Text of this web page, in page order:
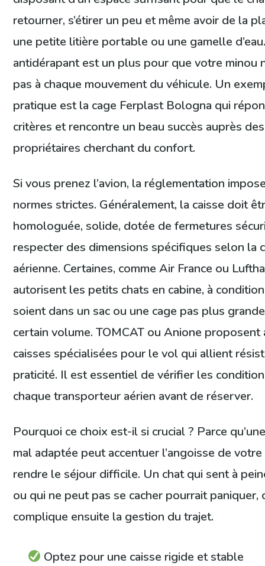
retourner, s’étirer un peu et même avoir de la
une petite litière portable ou une gamelle
antidérapant est un plus pour que votre minou
pas à chaque mouvement du véhicule. Un
pratique est la cage Ferplast Bologna qui
critères et rencontre un beau succès auprès des
propriétaires cherchant du confort.
Si vous prenez l’avion, la réglementation
normes strictes. Généralement, la caisse doit
homologuée, solide, dotée de fermetures
respecter des dimensions spécifiques selon la
aérienne. Certaines, comme Air France ou
autorisent les petits chats en cabine, à
soient dans un sac ou une cage pas plus
certain volume. TOMCAT ou Anione proposent
caisses spécialisées pour le vol qui allient
praticité. Il est essentiel de vérifier les
chaque transporteur aérien avant de réserver.
Pourquoi ce choix est-il si crucial ? Parce
mal adaptée peut accentuer l’angoisse de
rendre le séjour difficile. Un chat qui sent à
ou qui ne peut pas se cacher pourrait paniquer,
complique ensuite la gestion du trajet.
Optez pour une caisse rigide et stable